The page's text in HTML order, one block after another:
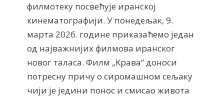
филмотеку посвећује иранској
кинематографији. У понедељак, 9.
марта 2026. године приказаћемо један
од најважнијих филмова иранског
новог таласа. Филм „Крава“ доноси
потресну причу о сиромашном сељаку
чији је једини понос и смисао живота